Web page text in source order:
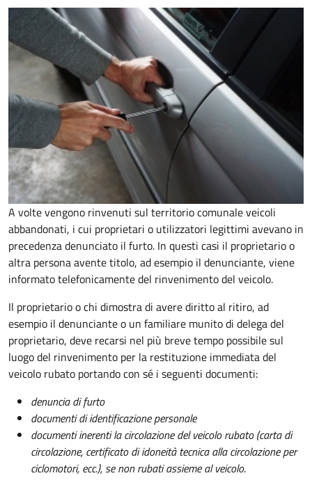
A volte vengono rinvenuti sul territorio comunale veicoli
abbandonati, i cui proprietari o utilizzatori legittimi avevano in
precedenza denunciato il furto. In questi casi il proprietario o
altra persona avente titolo, ad esempio il denunciante, viene
informato telefonicamente del rinvenimento del veicolo.
Il proprietario o chi dimostra di avere diritto al ritiro, ad
esempio il denunciante o un familiare munito di delega del
proprietario, deve recarsi nel più breve tempo possibile sul
luogo del rinvenimento per la restituzione immediata del
veicolo rubato portando con sé i seguenti documenti:
denuncia di furto
documenti di identificazione personale
documenti inerenti la circolazione del veicolo rubato (carta di
circolazione, certificato di idoneità tecnica alla circolazione per
ciclomotori, ecc.), se non rubati assieme al veicolo.